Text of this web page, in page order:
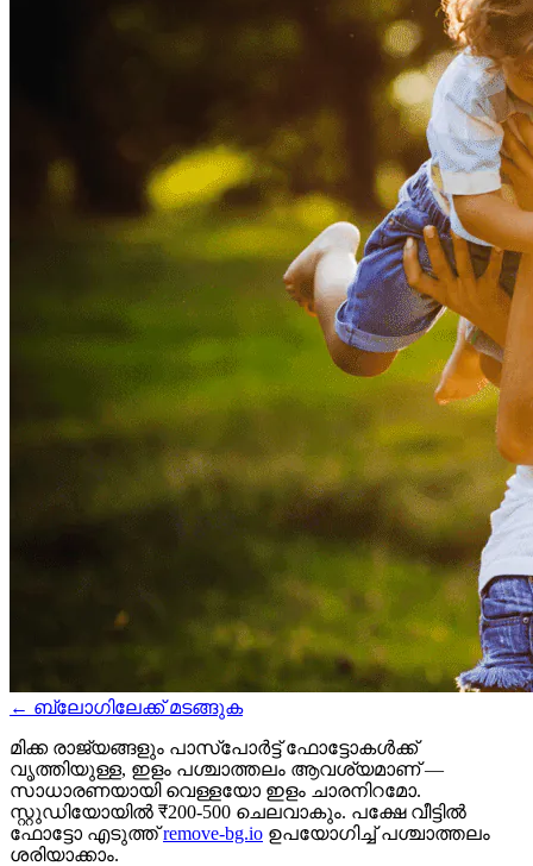
← ബ്ലോഗിലേക്ക് മടങ്ങുക
മിക്ക രാജ്യങ്ങളും പാസ്പോര്‍ട്ട് ഫോട്ടോകള്‍ക്ക്
വൃത്തിയുള്ള, ഇളം പശ്ചാത്തലം ആവശ്യമാണ് —
സാധാരണയായി വെള്ളയോ ഇളം ചാരനിറമോ.
സ്റ്റുഡിയോയില്‍ ₹200-500 ചെലവാകും. പക്ഷേ വീട്ടില്‍
ഫോട്ടോ എടുത്ത്remove-bg.io ഉപയോഗിച്ച് പശ്ചാത്തലം
ശരിയാക്കാം.